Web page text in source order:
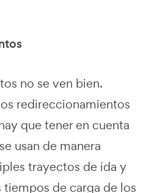
no se ven bien.
redireccionamientos
que tener en cuenta
usan de manera
trayectos de ida y
de carga de los